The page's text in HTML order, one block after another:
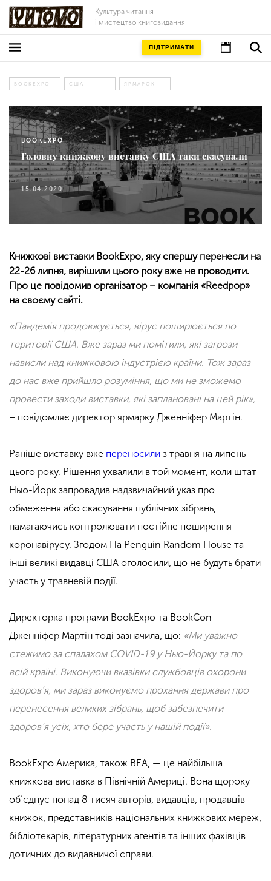
Культура читання
і мистецтво книговидання
ПІДТРИМАТИ
BOOKEXPO США ЯРМАРОК
BOOKEXPO
Головну книжкову виставку США таки скасували
15.04.2020
Книжкові виставки BookExpo, яку спершу перенесли на
22-26 липня, вирішили цього року вже не проводити.
Про це повідомив організатор – компанія «Reedpop»
на своєму сайті.
«Пандемія продовжується, вірус поширюється по
території США. Вже зараз ми помітили, які загрози
нависли над книжковою індустрією країни. Тож зараз
до нас вже прийшло розуміння, що ми не зможемо
провести заходи виставки, які заплановані на цей рік»,
– повідомляє директор ярмарку Дженніфер Мартін.
Раніше виставку вже переносили з травня на липень
цього року. Рішення ухвалили в той момент, коли штат
Нью-Йорк запровадив надзвичайний указ про
обмеження або скасування публічних зібрань,
намагаючись контролювати постійне поширення
коронавірусу. Згодом На Penguin Random House та
інші великі видавці США оголосили, що не будуть брати
участь у травневій події.
Директорка програми BookExpo та BookCon
Дженніфер Мартін тоді зазначила, що: «Ми уважно
стежимо за спалахом COVID-19 у Нью-Йорку та по
всій країні. Виконуючи вказівки службовців охорони
здоров’я, ми зараз виконуємо прохання держави про
перенесення великих зібрань, щоб забезпечити
здоров’я усіх, хто бере участь у нашій події».
BookExpo Америка, також BEA, — це найбільша
книжкова виставка в Північній Америці. Вона щороку
об’єднує понад 8 тисяч авторів, видавців, продавців
книжок, представників національних книжкових мереж,
бібліотекарів, літературних агентів та інших фахівців
дотичних до видавничої справи.